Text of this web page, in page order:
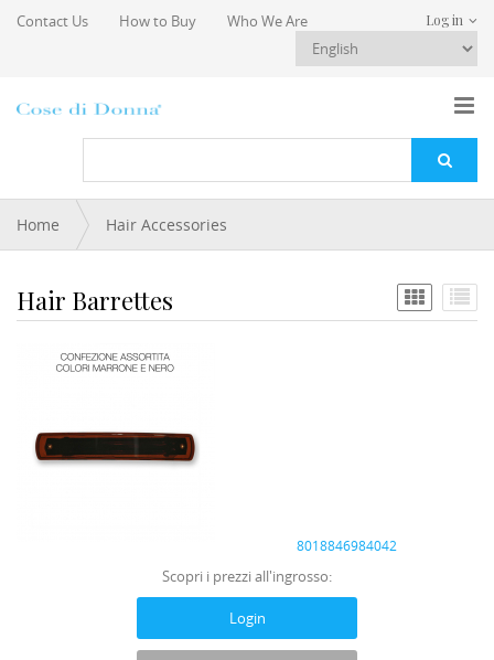
Skip to main content
Contact Us How to Buy Who We Are Log in
You are here
Home Hair Accessories
Hair Barrettes
8018846984042
Scopri i prezzi all'ingrosso:
Login